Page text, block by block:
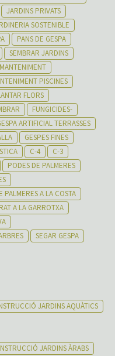
JARDINS PRIVATS
SOSTENIBLE
PANS DE GESPA
SEMBRAR JARDINS
PISCINES
FLORS
FUNGICIDES-
ARTIFICIAL TERRASSES
GESPES FINES
C-4
C-3
PODES DE PALMERES
PALMERES A LA COSTA
A LA GARROTXA
SEGAR GESPA
JARDINS AQUÀTICS
JARDINS ÀRABS